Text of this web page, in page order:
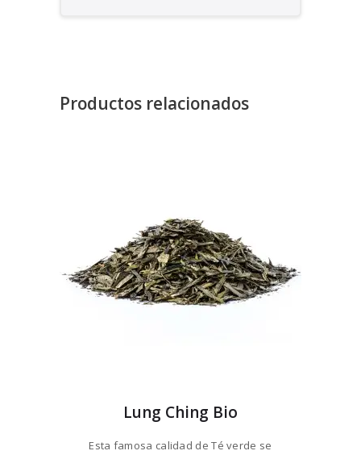
Productos relacionados
Lung Ching Bio
Esta famosa calidad de Té verde se